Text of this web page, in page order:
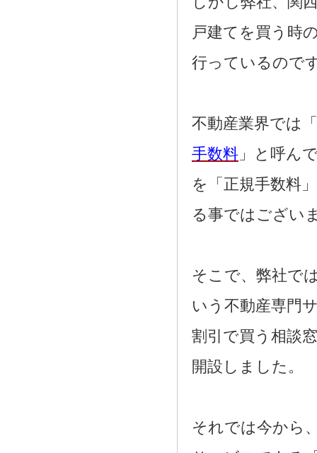
戸建てを買う時
行っているので
不動産業界では
手数料 」と呼ん
を「正規手数料
る事ではござい
そこで、弊社で
いう不動産専門
割引で買う相談
開設しました。
それでは今から